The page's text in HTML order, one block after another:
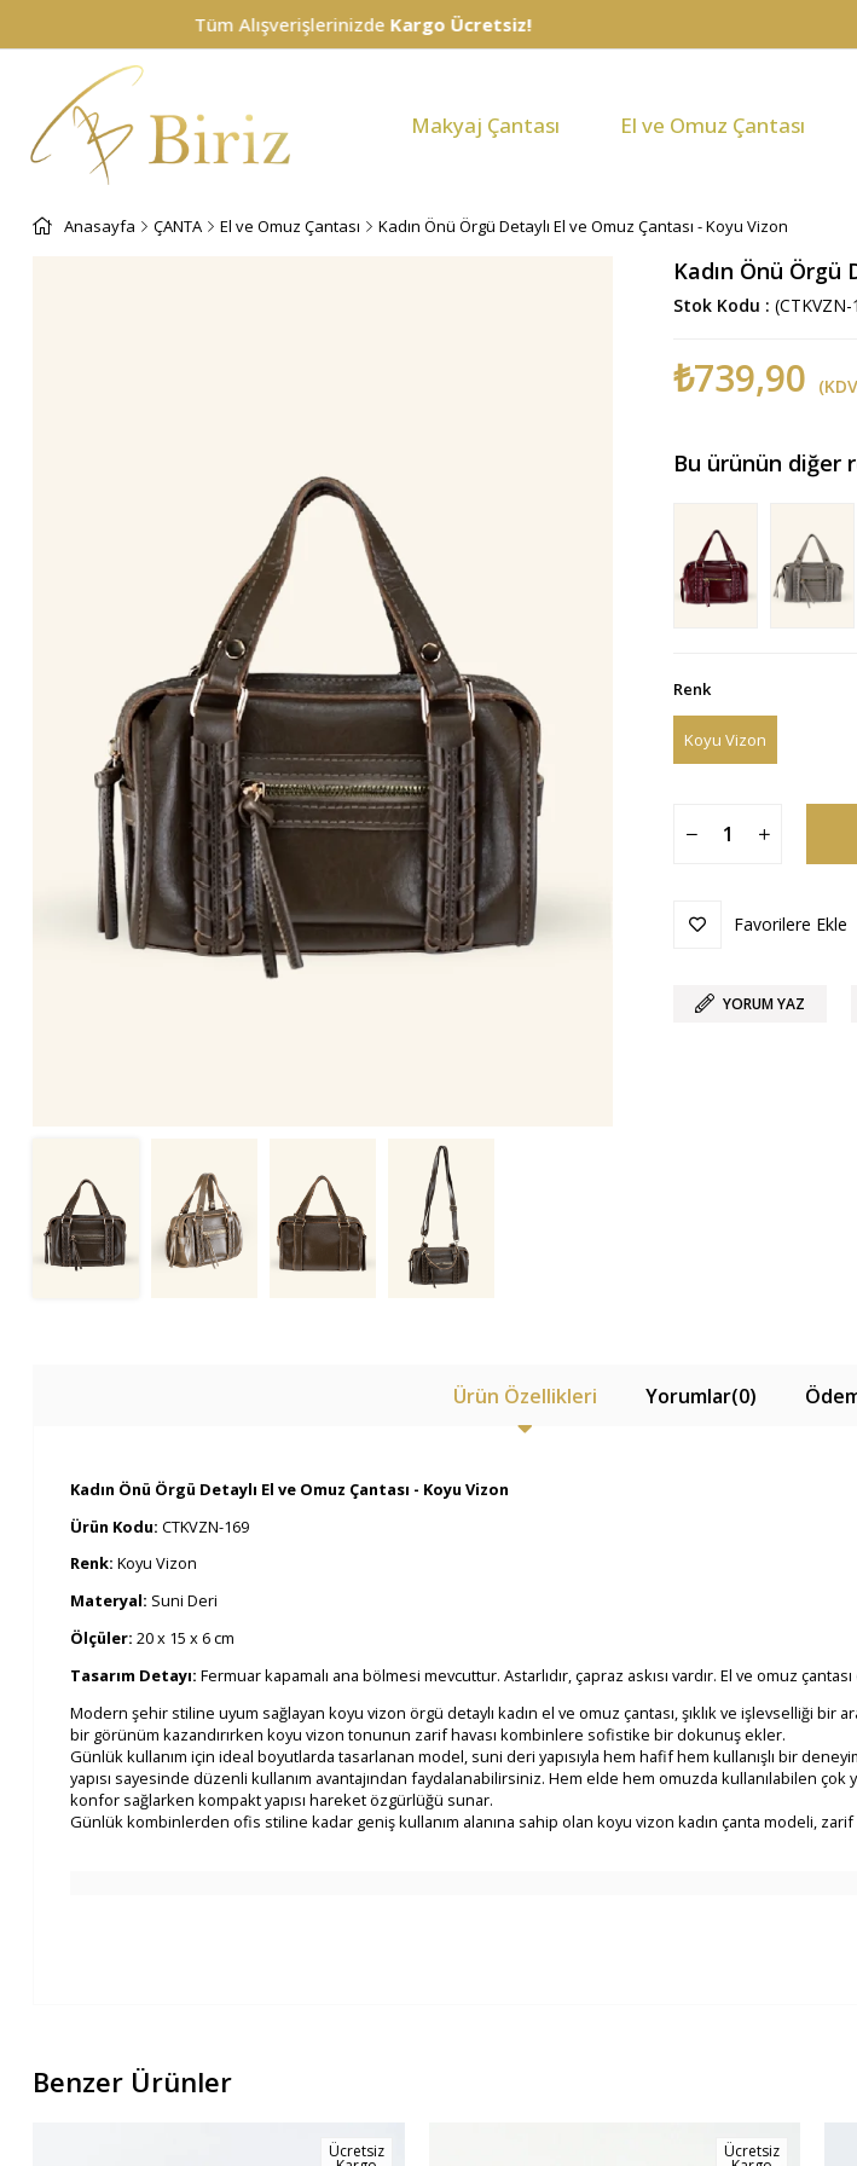
Makyaj Çantası El ve Omuz Çantası
Anasayfa ÇANTA El ve Omuz Çantası Kadın Önü Örgü Detaylı El ve Omuz Çantası - Koyu Vizon
Kadın Önü Örgü
Stok Kodu (CTKVZN-
₺739,90
Bu ürünün diğer
Renk
Koyu Vizon
Favorilere Ekle
YORUM YAZ
Ürün Özellikleri Yorumlar(0)
Kadın Önü Örgü Detaylı El ve Omuz Çantası - Koyu Vizon
Ürün Kodu: CTKVZN-169
Renk: Koyu Vizon
Materyal: Suni Deri
Ölçüler: 20 x 15 x 6 cm
Tasarım Detayı: Fermuar kapamalı ana bölmesi mevcuttur. Astarlıdır, çapraz askısı vardır. El ve omuz
Modern şehir stiline uyum sağlayan koyu vizon örgü detaylı kadın el ve omuz çantası, şıklık ve işlevselliği bir
bir görünüm kazandırırken koyu vizon tonunun zarif havası kombinlere sofistike bir dokunuş ekler.
Günlük kullanım için ideal boyutlarda tasarlanan model, suni deri yapısıyla hem hafif hem kullanışlı bir
yapısı sayesinde düzenli kullanım avantajından faydalanabilirsiniz. Hem elde hem omuzda kullanılabilen
konfor sağlarken kompakt yapısı hareket özgürlüğü sunar.
Günlük kombinlerden ofis stiline kadar geniş kullanım alanına sahip olan koyu vizon kadın çanta modeli,
Benzer Ürünler
Ücretsiz Ücretsiz
Tüm AlışverişlerinizdeKargo Ücretsiz!